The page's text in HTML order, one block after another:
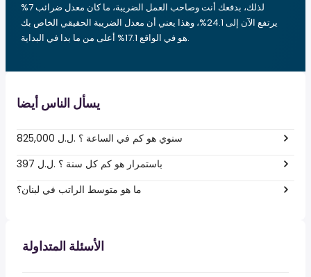
لذلك، بدفعك أنت وصاحب العمل الضريبة، ما كان معدل ضرائب 7%
يرتفع الآن إلى 24.1%، وهذا يعني أن معدل الضريبة الحقيقي الخاص بك
هو في الواقع 17.1% أعلى من ما بدا في البداية.
يسأل الناس أيضا
825,000 ل.ل.‎ سنوي هو كم في الساعة ؟
397 ل.ل.‎ باستمرار هو كم كل سنة ؟
ما هو متوسط الراتب في لبنان؟
الأسئلة المتداولة